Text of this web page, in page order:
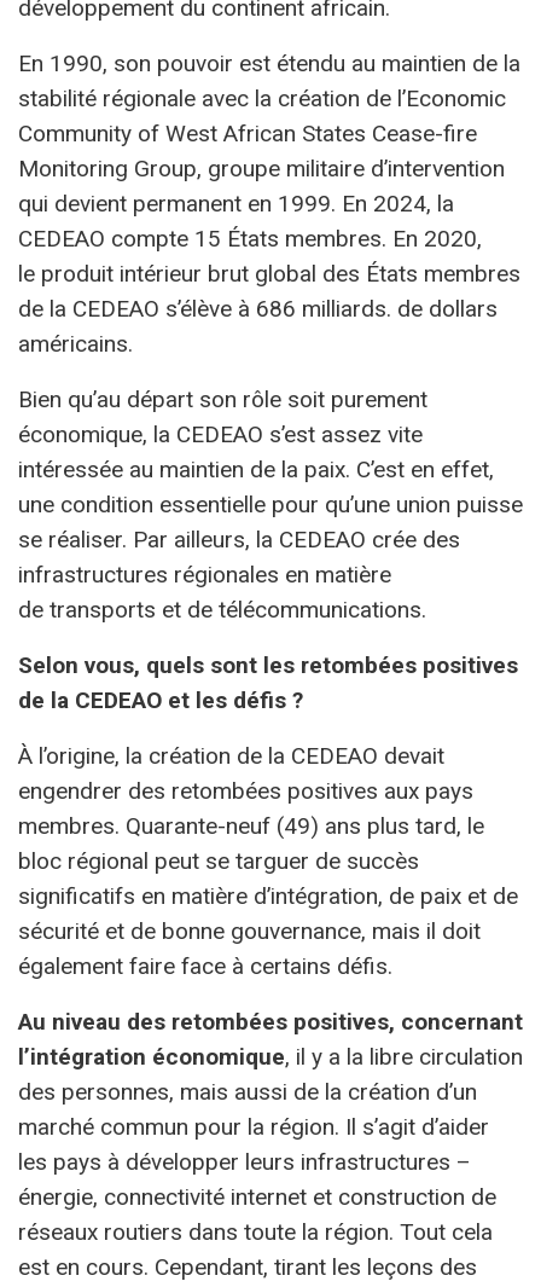
développement du continent africain.
En 1990, son pouvoir est étendu au maintien de la
stabilité régionale avec la création de l’Economic
Community of West African States Cease-fire
Monitoring Group, groupe militaire d’intervention
qui devient permanent en 1999. En 2024, la
CEDEAO compte 15 États membres. En 2020,
le produit intérieur brut global des États membres
de la CEDEAO s’élève à 686 milliards. de dollars
américains.
Bien qu’au départ son rôle soit purement
économique, la CEDEAO s’est assez vite
intéressée au maintien de la paix. C’est en effet,
une condition essentielle pour qu’une union puisse
se réaliser. Par ailleurs, la CEDEAO crée des
infrastructures régionales en matière
de transports et de télécommunications.
Selon vous, quels sont les retombées positives
de la CEDEAO et les défis ?
À l’origine, la création de la CEDEAO devait
engendrer des retombées positives aux pays
membres. Quarante-neuf (49) ans plus tard, le
bloc régional peut se targuer de succès
significatifs en matière d’intégration, de paix et de
sécurité et de bonne gouvernance, mais il doit
également faire face à certains défis.
Au niveau des retombées positives, concernant
l’intégration économique, il y a la libre circulation
des personnes, mais aussi de la création d’un
marché commun pour la région. Il s’agit d’aider
les pays à développer leurs infrastructures –
énergie, connectivité internet et construction de
réseaux routiers dans toute la région. Tout cela
est en cours. Cependant, tirant les leçons des